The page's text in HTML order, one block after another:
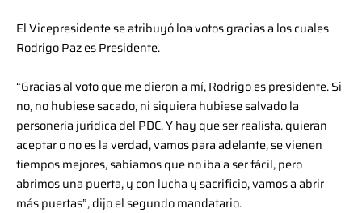
El Vicepresidente se atribuyó loa votos gracias a los cuales
Rodrigo Paz es Presidente.
“Gracias al voto que me dieron a mí, Rodrigo es presidente. Si
no, no hubiese sacado, ni siquiera hubiese salvado la
personería jurídica del PDC. Y hay que ser realista. quieran
aceptar o no es la verdad, vamos para adelante, se vienen
tiempos mejores, sabíamos que no iba a ser fácil, pero
abrimos una puerta, y con lucha y sacrificio, vamos a abrir
más puertas”, dijo el segundo mandatario.